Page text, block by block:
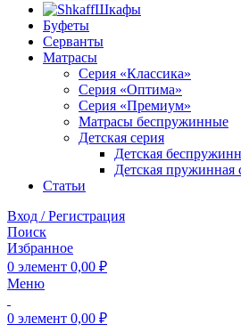
Шкафы
Буфеты
Серванты
Матрасы
Серия «Классика»
Серия «Оптима»
Серия «Премиум»
Матрасы беспружинные
Детская серия
Детская
Детская пружинная
Статьи
Вход / Регистрация
Поиск
Избранное
0 элемент 0,00 ₽
Меню
0 элемент 0,00 ₽